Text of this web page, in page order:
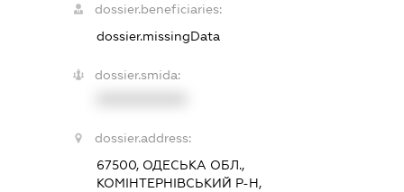
dossier.beneficiaries:
dossier.missingData
dossier.smida:
dossier.address:
67500, ОДЕСЬКА ОБЛ.,
КОМІНТЕРНІВСЬКИЙ Р-Н,